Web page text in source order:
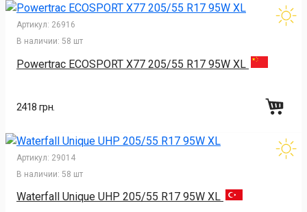
Артикул: 26916
В наличии: 58 шт
Powertrac ECOSPORT X77 205/55 R17 95W XL
2418 грн.
Артикул: 29014
В наличии: 58 шт
Waterfall Unique UHP 205/55 R17 95W XL